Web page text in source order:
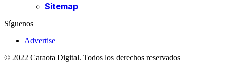
Sitemap
Síguenos
Advertise
© 2022 Caraota Digital. Todos los derechos reservados